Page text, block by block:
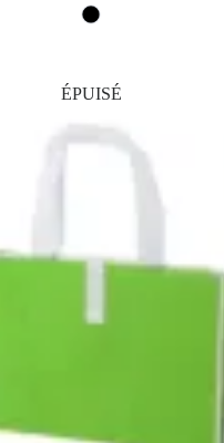
ÉPUISÉ